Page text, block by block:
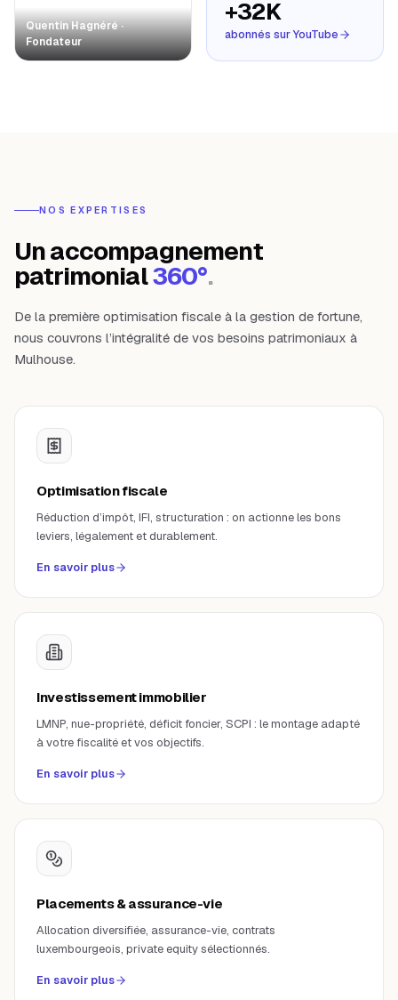
Quentin Hagnéré ·
Fondateur
+32K
abonnés sur YouTube
NOS EXPERTISES
Un accompagnement
patrimonial360°.
De la première optimisation fiscale à la gestion de fortune,
nous couvrons l’intégralité de vos besoins patrimoniaux à
Mulhouse.
Optimisation fiscale
Réduction d’impôt, IFI, structuration : on actionne les bons
leviers, légalement et durablement.
En savoir plus
Investissement immobilier
LMNP, nue-propriété, déficit foncier, SCPI : le montage adapté
à votre fiscalité et vos objectifs.
En savoir plus
Placements & assurance-vie
Allocation diversifiée, assurance-vie, contrats
luxembourgeois, private equity sélectionnés.
En savoir plus